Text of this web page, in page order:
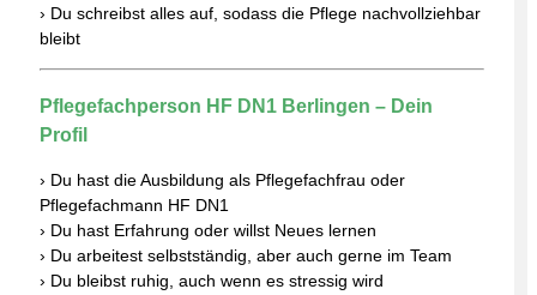
› Du schreibst alles auf, sodass die Pflege nachvollziehbar
bleibt
Pflegefachperson HF DN1 Berlingen – Dein
Profil
› Du hast die Ausbildung als Pflegefachfrau oder
Pflegefachmann HF DN1
› Du hast Erfahrung oder willst Neues lernen
› Du arbeitest selbstständig, aber auch gerne im Team
› Du bleibst ruhig, auch wenn es stressig wird